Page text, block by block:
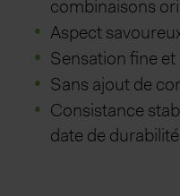
combinaisons
Aspect
Sensation fine
Sans ajout de
Consistance
date de